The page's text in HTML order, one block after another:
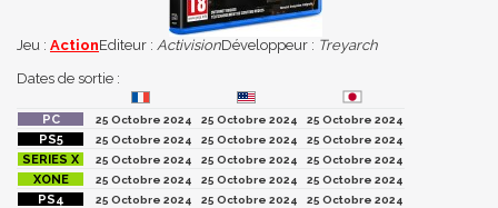
Jeu : ActionEditeur : ActivisionDéveloppeur : Treyarch
Dates de sortie :
25 Octobre 2024 25 Octobre 2024
25 Octobre 2024
25 Octobre 2024
25 Octobre 2024
25 Octobre 2024
25 Octobre 2024
25 Octobre 2024
25 Octobre 2024
25 Octobre 2024
25 Octobre 2024
25 Octobre 2024
25 Octobre 2024
25 Octobre 2024 25 Octobre 2024